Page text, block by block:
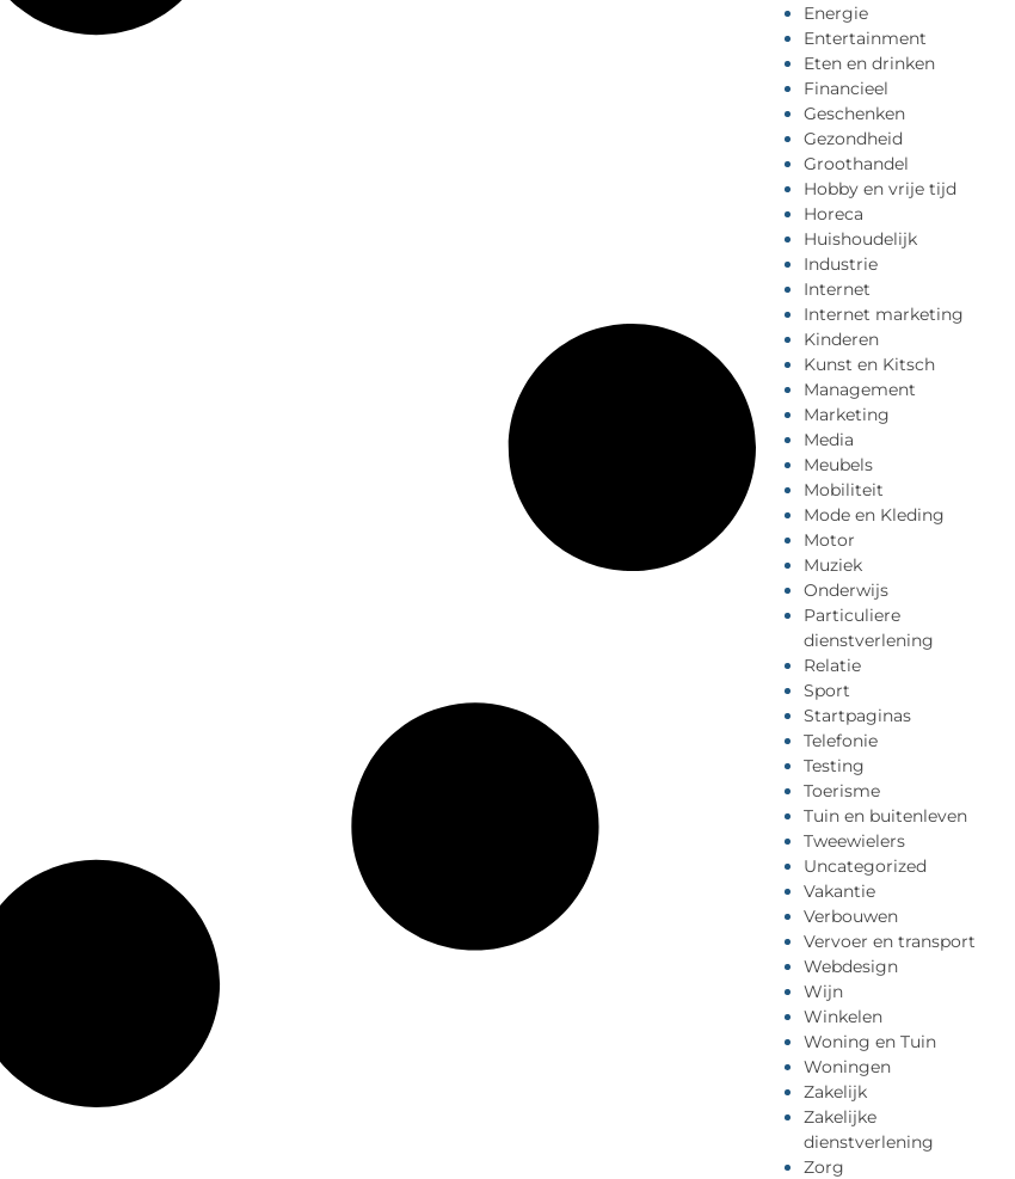
Energie
Entertainment
Eten en drinken
Financieel
Geschenken
Gezondheid
Groothandel
Hobby en vrije tijd
Horeca
Huishoudelijk
Industrie
Internet
Internet marketing
Kinderen
Kunst en Kitsch
Management
Marketing
Media
Meubels
Mobiliteit
Mode en Kleding
Motor
Muziek
Onderwijs
Particuliere
dienstverlening
Relatie
Sport
Startpaginas
Telefonie
Testing
Toerisme
Tuin en buitenleven
Tweewielers
Uncategorized
Vakantie
Verbouwen
Vervoer en transport
Webdesign
Wijn
Winkelen
Woning en Tuin
Woningen
Zakelijk
Zakelijke
dienstverlening
Zorg